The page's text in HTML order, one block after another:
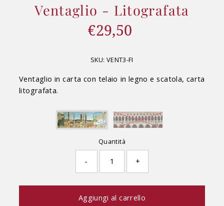
Ventaglio - Litografata
Prezzo
di
€29,50
SKU: VENT3-FI
Ventaglio in carta con telaio in legno e scatola, carta
litografata.
Quantità
- +